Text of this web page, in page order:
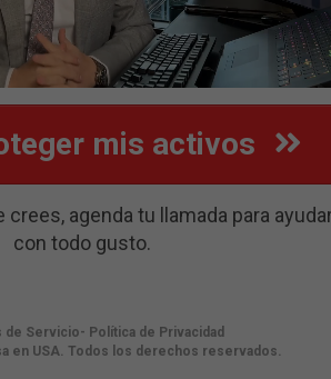
mis activos
agenda tu llamada para
con todo gusto.
de Servicio- Política de Privacidad
en USA. Todos los derechos reservados.